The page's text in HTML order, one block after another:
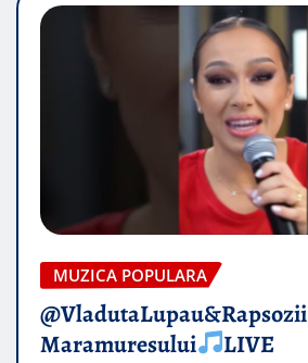
MUZICA POPULARA
@VladutaLupau&Rapsozii
Maramuresului
LIVE